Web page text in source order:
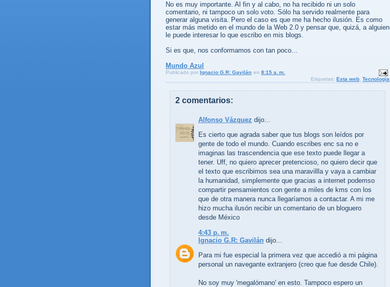
No es muy importante. Al fin y al cabo, no ha recibido ni un solo
comentario, ni tampoco un solo voto. Sólo ha servido realmente para
generar alguna visita. Pero el caso es que me ha hecho ilusión. Es como
estar más metido en el mundo de la Web 2.0 y pensar que, quizá, a alguien
le puede interesar lo que escribo en mis blogs.
Si es que, nos conformamos con tan poco...
Mundo Azul
Publicado por Ignacio G.R: Gavilán en 8:15 a. m.
Etiquetas: Esta web Tecnología
2 comentarios:
Alfonso Vázquez dijo...
Es cierto que agrada saber que tus blogs son leídos por
gente de todo el mundo. Cuando escribes enc sa no e
imaginas las trascendencia que ese texto puede llegar a
tener. Uff, no quiero aprecer pretencioso, no quiero decir que
el texto que escribimos sea una maravillla y vaya a cambiar
la humanidad, simplemente que gracias a internet podemso
compartir pensamientos con gente a miles de kms con los
que de otra manera nunca llegaríamos a contactar. A mi me
hizo mucha ilusón recibir un comentario de un bloguero
desde México
4:43 p. m.
Ignacio G.R: Gavilán dijo...
Para mi fue especial la primera vez que accedió a mi página
personal un navegante extranjero (creo que fue desde Chile).
No soy muy 'megalómano' en esto. Tampoco espero un